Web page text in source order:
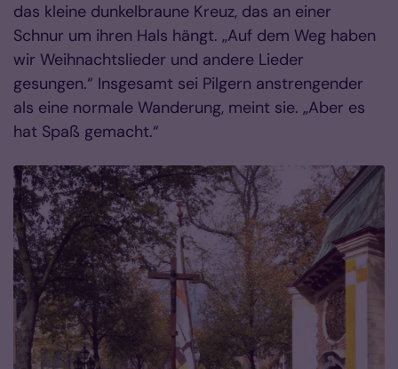
das kleine dunkelbraune Kreuz, das an einer
Schnur um ihren Hals hängt. „Auf dem Weg haben
wir Weihnachtslieder und andere Lieder
gesungen.“ Insgesamt sei Pilgern anstrengender
als eine normale Wanderung, meint sie. „Aber es
hat Spaß gemacht.“